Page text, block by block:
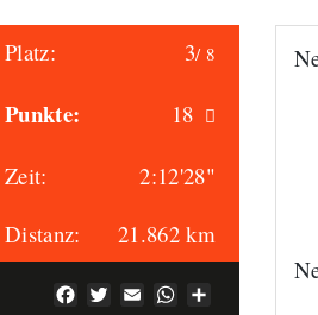
Platz: 3/ 8
Punkte: 18
Zeit:
2:12'28"
Distanz:21.862 km
Facebook
TwitterEmailWhatsApp